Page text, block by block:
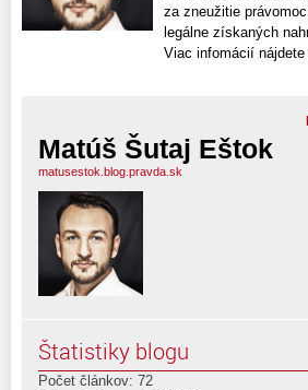
za zneužitie
legálne získaných
Viac infomácií nájdete
Matúš Šutaj Eštok
matusestok.blog.pravda.sk
Štatistiky blogu
Počet článkov: 72